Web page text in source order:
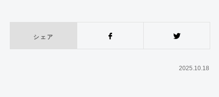
シェア
2025.10.18